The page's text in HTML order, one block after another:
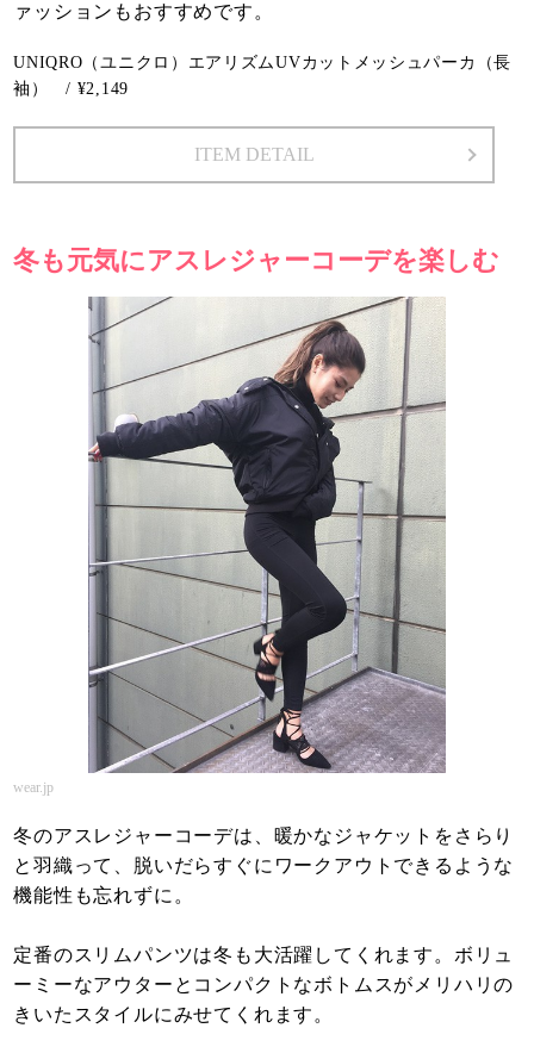
ァッションもおすすめです。
UNIQRO（ユニクロ）エアリズムUVカットメッシュパーカ（長
袖） / ¥2,149
ITEM DETAIL
冬も元気にアスレジャーコーデを楽しむ
wear.jp
冬のアスレジャーコーデは、暖かなジャケットをさらり
と羽織って、脱いだらすぐにワークアウトできるような
機能性も忘れずに。
定番のスリムパンツは冬も大活躍してくれます。ボリュ
ーミーなアウターとコンパクトなボトムスがメリハリの
きいたスタイルにみせてくれます。